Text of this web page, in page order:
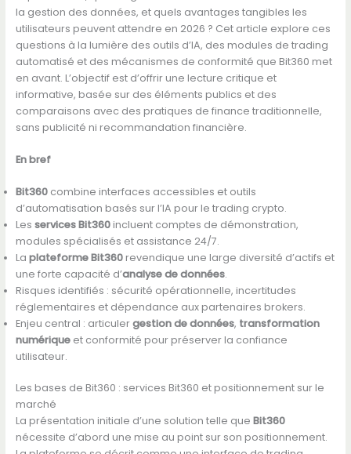
la gestion des données, et quels avantages tangibles les
utilisateurs peuvent attendre en 2026 ? Cet article explore ces
questions à la lumière des outils d’IA, des modules de trading
automatisé et des mécanismes de conformité que Bit360 met
en avant. L’objectif est d’offrir une lecture critique et
informative, basée sur des éléments publics et des
comparaisons avec des pratiques de finance traditionnelle,
sans publicité ni recommandation financière.
En bref
Bit360combine interfaces accessibles et outils
d’automatisation basés sur l’IA pour le trading crypto.
Les services Bit360incluent comptes de démonstration,
modules spécialisés et assistance 24/7.
La plateforme Bit360revendique une large diversité d’actifs et
une forte capacité d’analyse de données.
Risques identifiés : sécurité opérationnelle, incertitudes
réglementaires et dépendance aux partenaires brokers.
Enjeu central : articulergestion de données, transformation
numériqueet conformité pour préserver la confiance
utilisateur.
Les bases de Bit360 : services Bit360 et positionnement sur le
marché
La présentation initiale d’une solution telle que Bit360
nécessite d’abord une mise au point sur son positionnement.